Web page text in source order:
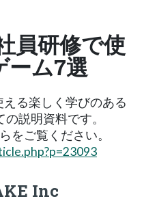
員研修で使
ーム7選
る楽しく学びのある
説明資料です。
をご覧ください。
Inc